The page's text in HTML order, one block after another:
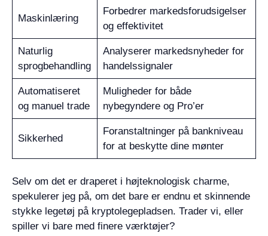
Maskinlæring
Forbedrer markedsforudsigelser
og effektivitet
Naturlig
sprogbehandling
Analyserer markedsnyheder for
handelssignaler
Automatiseret
og manuel trade
Muligheder for både
nybegyndere og Pro’er
Sikkerhed
Foranstaltninger på bankniveau
for at beskytte dine mønter
Selv om det er draperet i højteknologisk charme,
spekulerer jeg på, om det bare er endnu et skinnende
stykke legetøj på kryptolegepladsen. Trader vi, eller
spiller vi bare med finere værktøjer?